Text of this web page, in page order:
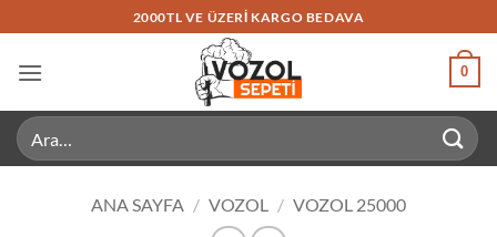
atla
2000TL VE ÜZERI KARGO BEDAVA
0
Ara:
ANA SAYFA / VOZOL / VOZOL 25000